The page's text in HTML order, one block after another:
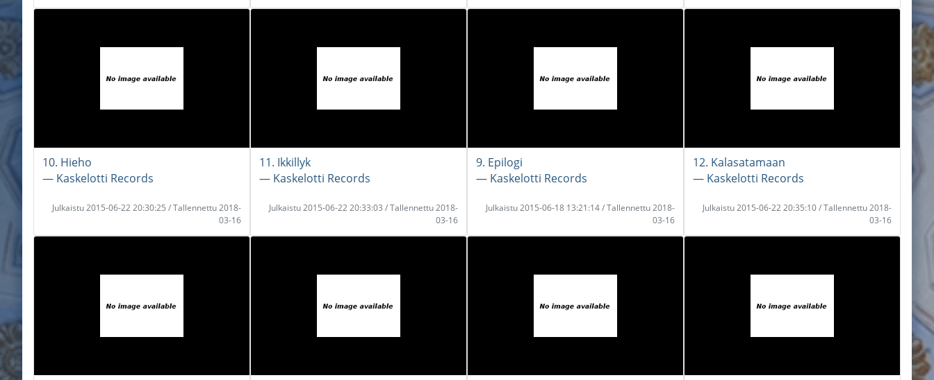
10. Hieho
― Kaskelotti Records
Julkaistu 2015-06-22 20:30:25 / Tallennettu 2018-
03-16
11. Ikkillyk
― Kaskelotti Records
Julkaistu 2015-06-22 20:33:03 / Tallennettu 2018-
03-16
9. Epilogi
― Kaskelotti Records
Julkaistu 2015-06-18 13:21:14 / Tallennettu 2018-
03-16
12. Kalasatamaan
― Kaskelotti Records
Julkaistu 2015-06-22 20:35:10 / Tallennettu 2018-
03-16